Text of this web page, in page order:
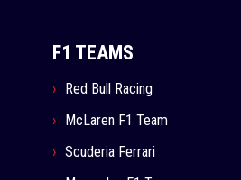
F1 TEAMS
Red Bull Racing
McLaren F1 Team
Scuderia Ferrari